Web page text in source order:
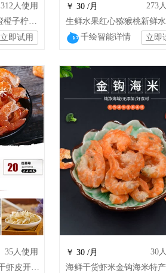
312人使用
橙汁橙子柑橘橘子挤橙橙子柠檬果冻橙食品
立即试用
￥ 30 /月 273
千绘智能详情 立即
35人使用
中国风 大虾仁虾米虾干虾皮开洋海鲜干货
￥ 30 /月 30